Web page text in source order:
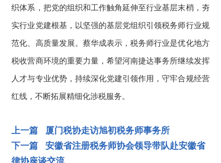
织体系，把党的组织和工作触角延伸至行业基层末梢，夯
实行业党建根基，以坚强的基层党组织引领税务师行业规
范化、高质量发展。蔡华成表示，税务师行业是优化地方
税收营商环境的重要力量，希望河南捷达事务所继续发挥
人才与专业优势，持续深化党建引领作用，守牢合规经营
红线，不断拓展精细化涉税服务。
上一篇 厦门税协走访旭初税务师事务所
下一篇 安徽省注册税务师协会领导带队赴安徽省